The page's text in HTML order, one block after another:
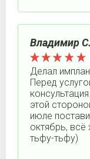
Владимир С.
Делал
Перед
этой
июле
октябрь,
тьфу-тьфу)